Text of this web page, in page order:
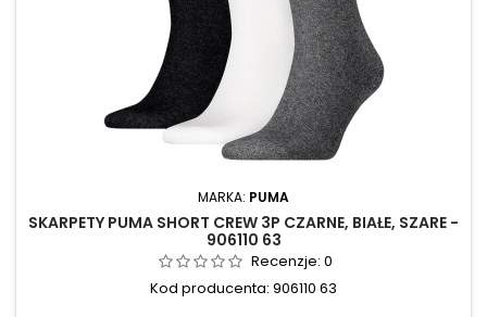
MARKA: PUMA
SKARPETY PUMA SHORT CREW 3P CZARNE, BIAŁE, SZARE -
906110 63
Recenzje: 0
Kod producenta: 906110 63